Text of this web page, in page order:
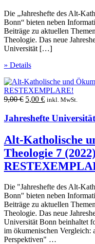
Die „Jahreshefte des Alt-
Bonn“ bieten neben
Beiträge zu aktuellen
Theologie. Das neue
Universität […]
» Details
9,00€ Ursprünglicher
war:
5,00 €Aktueller
ist:
inkl. MwSt.
Jahreshefte
Alt-Katholische
Theologie 7
Die "Jahreshefte des Alt-
Bonn" bieten neben
Beiträge zu aktuellen
Theologie. Das neue
Universität Bonn beinhaltet
im ökumenischen Vergleich:
Perspektiven" …